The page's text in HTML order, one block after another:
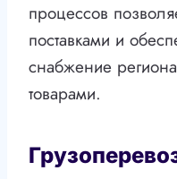
процессов
поставками и
снабжение
товарами.